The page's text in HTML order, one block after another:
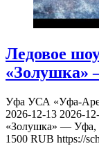
Ледовое
«Золушка»
Уфа УСА «Уфа-
2026-12-13 2026-
«Золушка» — Уфа,
1500 RUB https://